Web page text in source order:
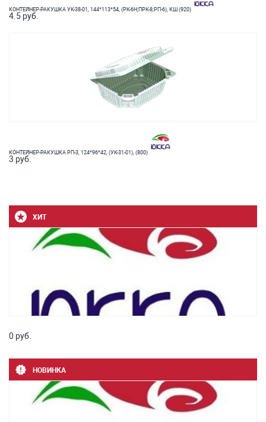
КОНТЕЙНЕР-РАКУШКА УК-38-01, 144*113*54, (РК-6Н;ПРК-8;РП-6), КШ (920)
4.5 руб.
КОНТЕЙНЕР-РАКУШКА РП-3, 124*96*42, (УК-31-01), (800)
3 руб.
ХИТ
0 руб.
НОВИНКА